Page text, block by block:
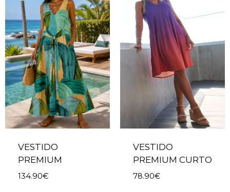
VESTIDO
PREMIUM
134.90€
VESTIDO
PREMIUM CURTO
78.90€